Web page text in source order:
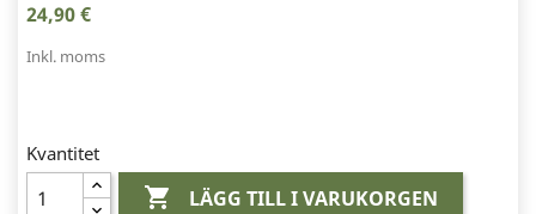
24,90 €
Inkl. moms
Kvantitet
 LÄGG TILL I VARUKORGEN